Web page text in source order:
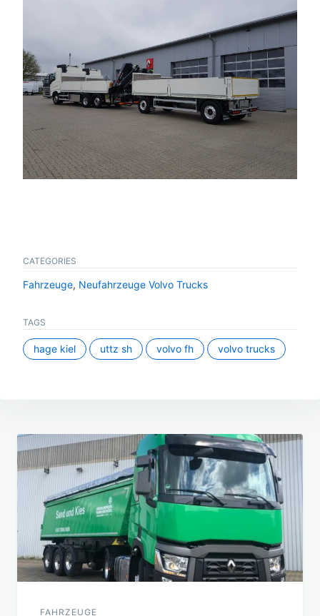
CATEGORIES
Fahrzeuge, Neufahrzeuge Volvo Trucks
TAGS
hage kiel uttz sh volvo fh volvo trucks
Beitragsnavigation
FAHRZEUGE